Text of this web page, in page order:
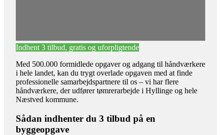
Indhent 3 tilbud, gratis og uforpligtende
Med 500.000 formidlede opgaver og adgang til håndværkere
i hele landet, kan du trygt overlade opgaven med at finde
professionelle samarbejdspartnere til os – vi har flere
håndværkere, der udfører tømrerarbejde i Hyllinge og hele
Næstved kommune.
Sådan indhenter du 3 tilbud på en
byggeopgave